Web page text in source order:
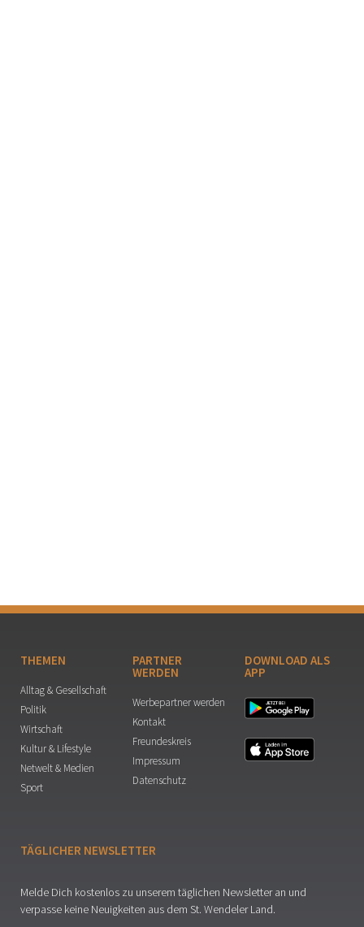
THEMEN
Alltag & Gesellschaft
Politik
Wirtschaft
Kultur & Lifestyle
Netwelt & Medien
Sport
PARTNER
WERDEN
Werbepartner werden
Kontakt
Freundeskreis
Impressum
Datenschutz
DOWNLOAD ALS
APP
TÄGLICHER NEWSLETTER
Melde Dich kostenlos zu unserem täglichen Newsletter an und
verpasse keine Neuigkeiten aus dem St. Wendeler Land.